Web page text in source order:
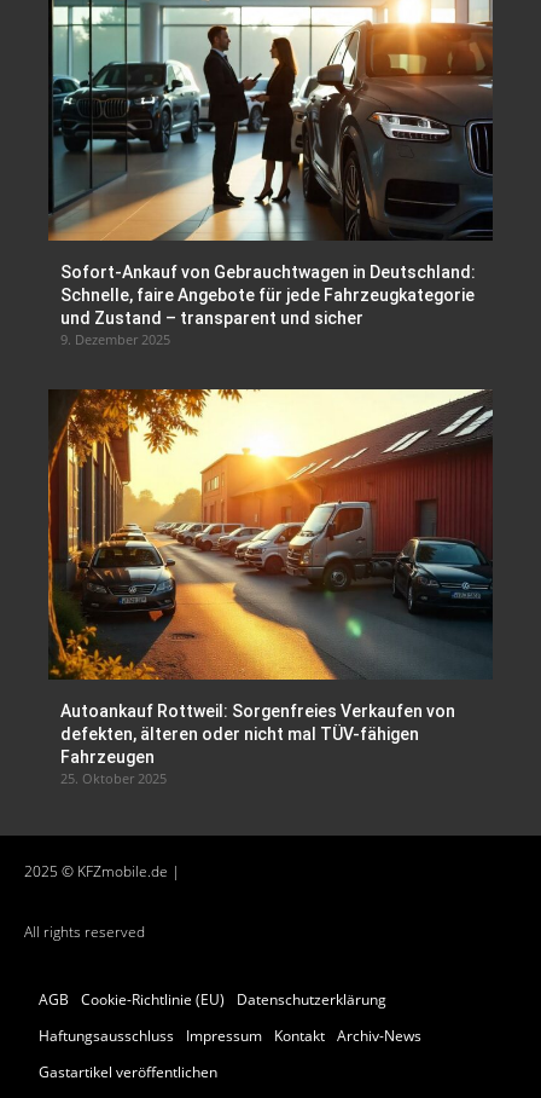
Sofort-Ankauf von Gebrauchtwagen in Deutschland:
Schnelle, faire Angebote für jede Fahrzeugkategorie
und Zustand – transparent und sicher
9. Dezember 2025
Autoankauf Rottweil: Sorgenfreies Verkaufen von
defekten, älteren oder nicht mal TÜV-fähigen
Fahrzeugen
25. Oktober 2025
2025 © KFZmobile.de |
All rights reserved
AGB Cookie-Richtlinie (EU)
Datenschutzerklärung
Haftungsausschluss
Impressum Kontakt Archiv-News
Gastartikel veröffentlichen